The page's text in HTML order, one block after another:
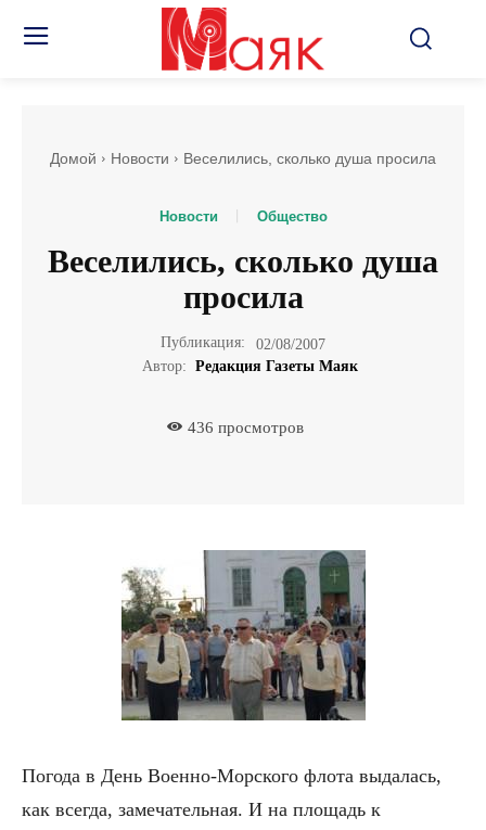
Домой Новости Веселились, сколько душа просила
Новости Общество
Веселились, сколько душа
просила
Публикация:
02/08/2007
Автор: Редакция Газеты Маяк
436 просмотров
Погода в День Военно-Морского флота выдалась,
как всегда, замечательная. И на площадь к